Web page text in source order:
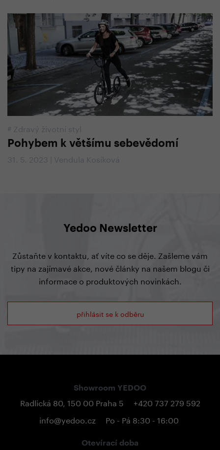
# Zdravý životní styl
Pohybem k většímu sebevědomí
31. 5. 2023 | Vendula Kosíková
Yedoo Newsletter
Zůstaňte v kontaktu, ať víte co se děje. Zašleme vám
tipy na zajímavé akce, nové články na našem blogu či
informace o produktových novinkách.
přihlásit se k odběru
Showroom YEDOO
Radlická 80, 150 00 Praha 5
+420 737 279 592
info@yedoo.cz
Po - Pá 8:30 - 16:00
Otevírací doba